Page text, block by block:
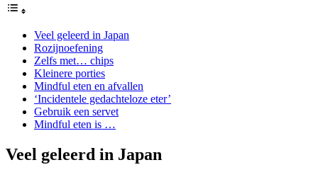
Veel geleerd in Japan
Rozijnoefening
Zelfs met… chips
Kleinere porties
Mindful eten en afvallen
‘Incidentele gedachteloze eter’
Gebruik een servet
Mindful eten is …
Veel geleerd in Japan